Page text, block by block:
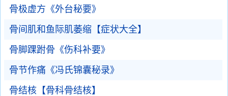
骨极虚方《外台秘要》
骨间肌和鱼际肌萎缩【症状大全】
骨脚踝跗骨《伤科补要》
骨节作痛《冯氏锦囊秘录》
骨结核【骨科骨结核】